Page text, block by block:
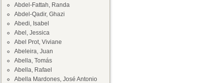
Abdel-Fattah, Randa
Abdel-Qadir, Ghazi
Abedi, Isabel
Abel, Jessica
Abel Prot, Viviane
Abeleira, Juan
Abella, Tomás
Abella, Rafael
Abella Mardones, José Antonio